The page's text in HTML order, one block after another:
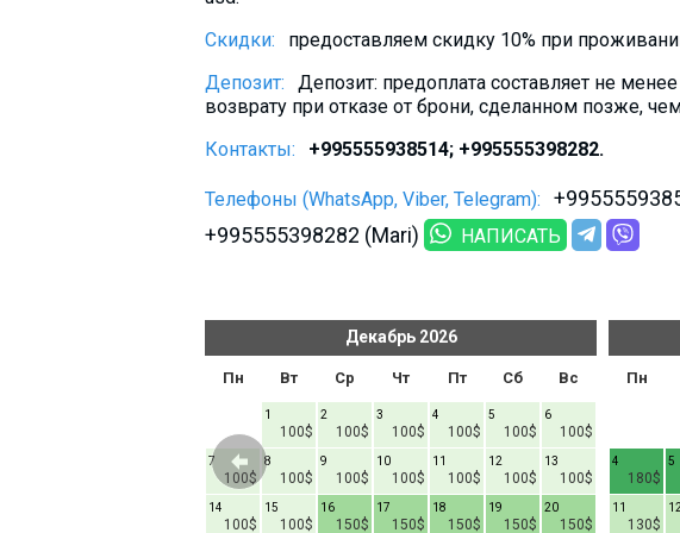
Скидки:
предоставляем скидку 10% при
Депозит:
Депозит: предоплата составляет не
возврату при отказе от брони, сделанном позже,
Контакты:
+995555938514; +995555398282.
Телефоны (WhatsApp, Viber, Telegram):
+995555398282 (Mari) НАПИСАТЬ
Декабрь 2026
Пн Вт Ср Чт Пт Сб Вс
100$
1
100$
2
100$
3
100$
4
100$
5
100$
6
100$
7
100$
8
100$
9
100$
10
100$
11
100$
12
100$
13
100$
14
100$
15
150$
16
150$
17
150$
18
150$
19
150$
20
Пн
180$
4 5
130$
11 12